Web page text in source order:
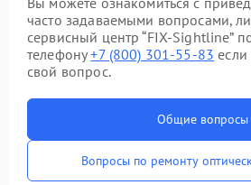
часто задаваемыми вопросами,
сервисный центр “FIX-Sightline”
телефону+7 (800) 301-55-83
свой вопрос.
Общие вопросы
Вопросы по ремонту